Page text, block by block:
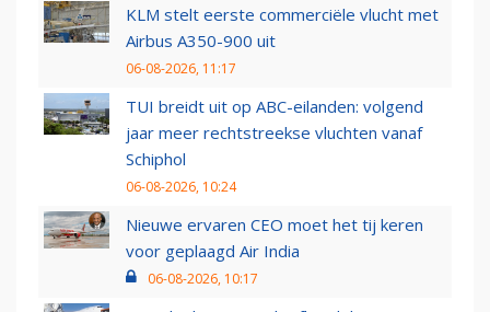
KLM stelt eerste commerciële vlucht met
Airbus A350-900 uit
06-08-2026, 11:17
TUI breidt uit op ABC-eilanden: volgend
jaar meer rechtstreekse vluchten vanaf
Schiphol
06-08-2026, 10:24
Nieuwe ervaren CEO moet het tij keren
voor geplaagd Air India
06-08-2026, 10:17